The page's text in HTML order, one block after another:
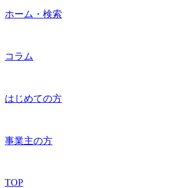
ホーム・検索
コラム
はじめての方
事業主の方
TOP